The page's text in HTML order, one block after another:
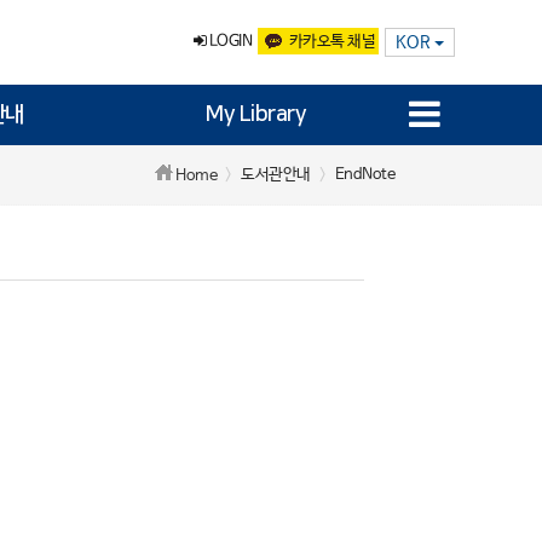
LOGIN 카카오톡 채널 KOR
My Library
Home 도서관안내 EndNote